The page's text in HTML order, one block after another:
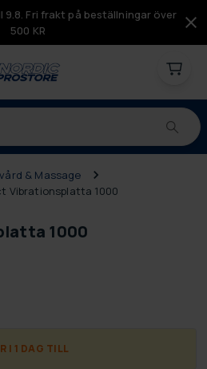
Fri frakt på beställningar över
500 KR
& Massage
Vibrationsplatta 1000
1000
I 1 DAG TILL